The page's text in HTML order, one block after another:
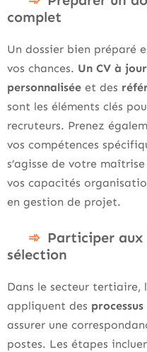
complet
Un dossier bien préparé
vos chances. Un CV à jour
personnalisée et des
sont les éléments clés
recruteurs. Prenez
vos compétences
s’agisse de votre
vos capacités
en gestion de projet.
Participer
sélection
Dans le secteur tertiaire,
appliquent des
assurer une
postes. Les étapes